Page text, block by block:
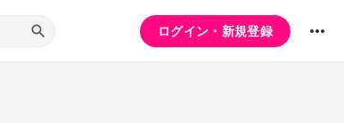
ログイン・新規登録